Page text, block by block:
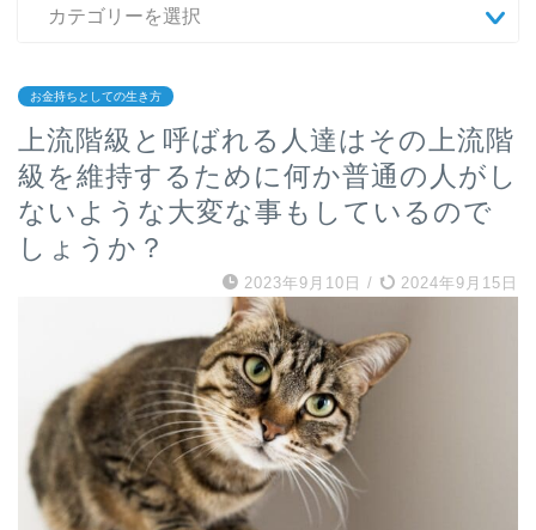
お金持ちとしての生き方
上流階級と呼ばれる人達はその上流階
級を維持するために何か普通の人がし
ないような大変な事もしているので
しょうか？
2023年9月10日 / 2024年9月15日